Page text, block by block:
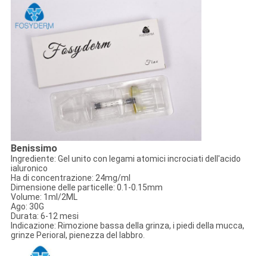
Benissimo
Ingrediente: Gel unito con legami atomici incrociati dell'acido
ialuronico
Ha di concentrazione: 24mg/ml
Dimensione delle particelle: 0.1-0.15mm
Volume: 1ml/2ML
Ago: 30G
Durata: 6-12 mesi
Indicazione: Rimozione bassa della grinza, i piedi della mucca,
grinze Perioral, pienezza del labbro.